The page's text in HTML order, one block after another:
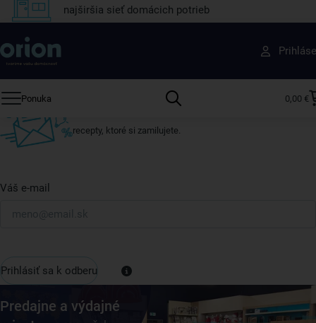
najširšia sieť domácich potrieb
Ponuka 0,00 €
Získajte rady, recepty a tipy na zľavy skôr ako
ktokoľvek iný
Prihláste sa k odberu nášho newslettera.
recepty, ktoré si zamilujete.
Váš e-mail
Prihlásiť sa k odberu
Predajne a výdajné